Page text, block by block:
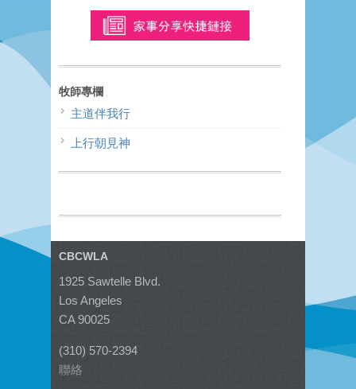
牧師專欄
主道伴我行
上行朝見神
CBCWLA
1925 Sawtelle Blvd.
Los Angeles
CA 90025
(310) 570-2394
聯絡